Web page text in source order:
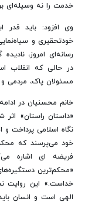
خدمت را نه وسیله‌ای
وی افزود: باید قدر
خودتحقیری و
رسانه‌ای امروز،
در حالی که انقلاب
مسئولان پاک، مردمی
خانم محسنیان در
«داستان راستان»
نگاه اسلامی پرداخت
خود می‌پرسند که
فریضه ای اشاره
«محکم‌ترین
خداست.» این روایت
الهی است و انسان